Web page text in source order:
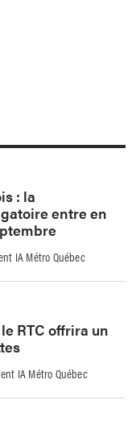
: la
entre en
IA Métro Québec
RTC offrira un
IA Métro Québec